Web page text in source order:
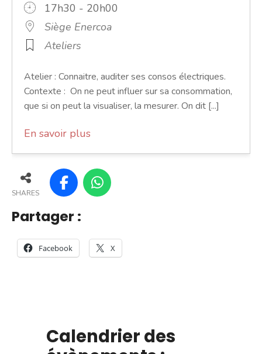
17h30 - 20h00
Siège Enercoa
Ateliers
Atelier : Connaitre, auditer ses consos électriques.
Contexte : On ne peut influer sur sa consommation,
que si on peut la visualiser, la mesurer. On dit [...]
En savoir plus
SHARES
Partager :
Facebook X
Calendrier des